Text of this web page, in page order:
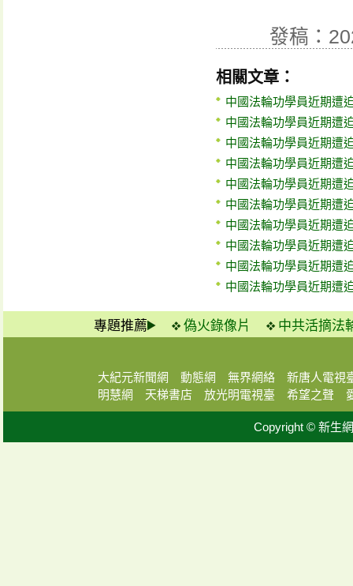
發稿：
相關文章：
中國法輪功學員近期遭
中國法輪功學員近期遭
中國法輪功學員近期遭
中國法輪功學員近期遭
中國法輪功學員近期遭
中國法輪功學員近期遭
中國法輪功學員近期遭
中國法輪功學員近期遭
中國法輪功學員近期遭
中國法輪功學員近期遭
專題推薦 偽火錄像片 中共活摘法
大紀元新聞網 動態網 無界網絡
新唐人電視
明慧網
天梯書店 放光明電視臺 希望之聲
Copyright © 新生